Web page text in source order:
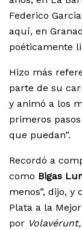
Federico
aquí, en
poéticamente
Hizo más
parte de su
y animó a los
primeros
que puedan”.
Recordó a
como Bigas
menos”, dijo, y
Plata a la
por Volavérunt,